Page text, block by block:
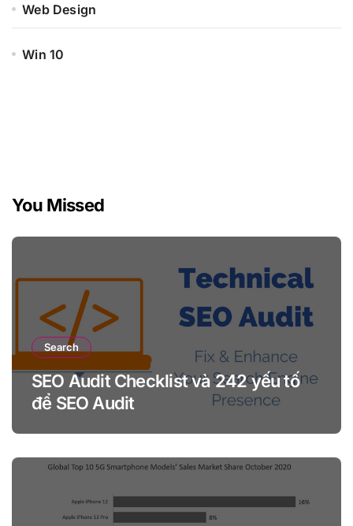
Web Design
Win 10
You Missed
Search
SEO Audit Checklist và 242 yếu tố
để SEO Audit